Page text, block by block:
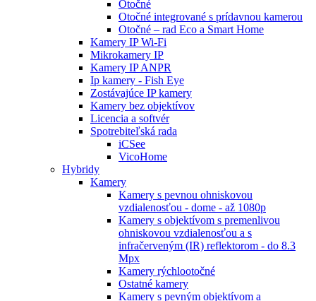
Otočné
Otočné integrované s prídavnou kamerou
Otočné – rad Eco a Smart Home
Kamery IP Wi-Fi
Mikrokamery IP
Kamery IP ANPR
Ip kamery - Fish Eye
Zostávajúce IP kamery
Kamery bez objektívov
Licencia a softvér
Spotrebiteľská rada
iCSee
VicoHome
Hybridy
Kamery
Kamery s pevnou ohniskovou
vzdialenosťou - dome - až 1080p
Kamery s objektívom s premenlivou
ohniskovou vzdialenosťou a s
infračerveným (IR) reflektorom - do 8.3
Mpx
Kamery rýchlootočné
Ostatné kamery
Kamery s pevným objektívom a